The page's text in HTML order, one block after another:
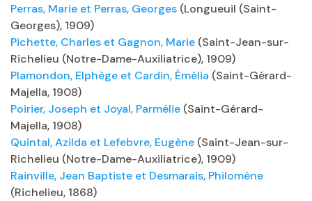
Perras, Marie et Perras, Georges (Longueuil (Saint-
Georges), 1909)
Pichette, Charles et Gagnon, Marie (Saint-Jean-sur-
Richelieu (Notre-Dame-Auxiliatrice), 1909)
Plamondon, Elphège et Cardin, Émélia (Saint-Gérard-
Majella, 1908)
Poirier, Joseph et Joyal, Parmélie (Saint-Gérard-
Majella, 1908)
Quintal, Azilda et Lefebvre, Eugène (Saint-Jean-sur-
Richelieu (Notre-Dame-Auxiliatrice), 1909)
Rainville, Jean Baptiste et Desmarais, Philomène
(Richelieu, 1868)